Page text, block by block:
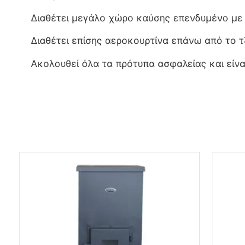
Διαθέτει μεγάλο χώρο καύσης επενδυμένο
Διαθέτει επίσης αεροκουρτίνα επάνω από το
Ακολουθεί όλα τα πρότυπα ασφαλείας και